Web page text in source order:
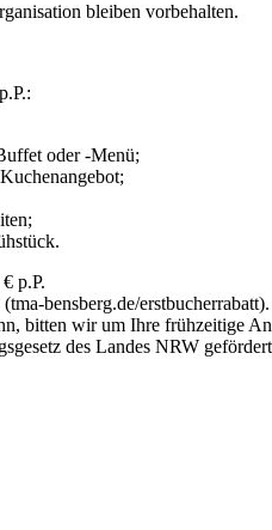
bleiben vorbehalten.
oder -Menü;
p.P.
bensberg.de/
bitten wir um Ihre frühzeitige
des Landes NRW